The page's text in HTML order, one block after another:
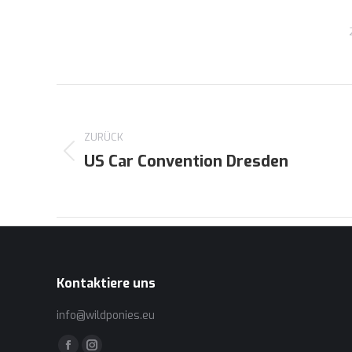
ZURÜCK
Vorheriger
US Car Convention Dresden
Kontaktiere uns
info@wildponies.eu
Finden Sie uns auf: